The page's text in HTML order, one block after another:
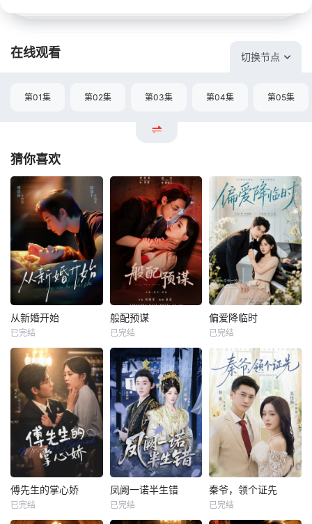
在线观看 切换节点
第01集 第02集 第03集 第04集 第05集
猜你喜欢
从新婚开始
已完结
般配预谋
已完结
偏爱降临时
已完结
傅先生的掌心娇
已完结
凤阙一诺半生错
已完结
秦爷，领个证先
已完结